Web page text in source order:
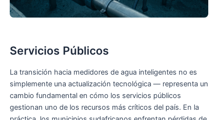
Servicios Públicos
La transición hacia medidores de agua inteligentes no es
simplemente una actualización tecnológica — representa un
cambio fundamental en cómo los servicios públicos
gestionan uno de los recursos más críticos del país. En la